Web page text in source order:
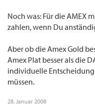
Noch was: Für die AMEX
zahlen, wenn Du
Aber ob die Amex Gold
Amex Plat besser als die
individuelle
müssen.
28. Januar 2008